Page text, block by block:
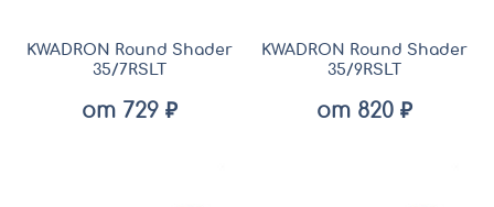
KWADRON Round Shader
35/7RSLT
от 729 ₽
KWADRON Round Shader
35/9RSLT
от 820 ₽